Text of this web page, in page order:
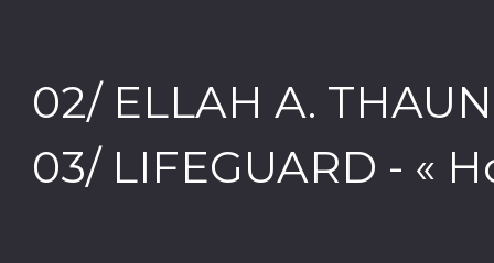
02/ ELLAH A.
03/ LIFEGUARD - «